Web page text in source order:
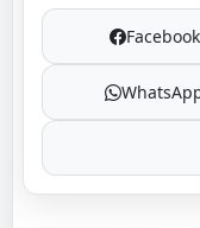
Facebook